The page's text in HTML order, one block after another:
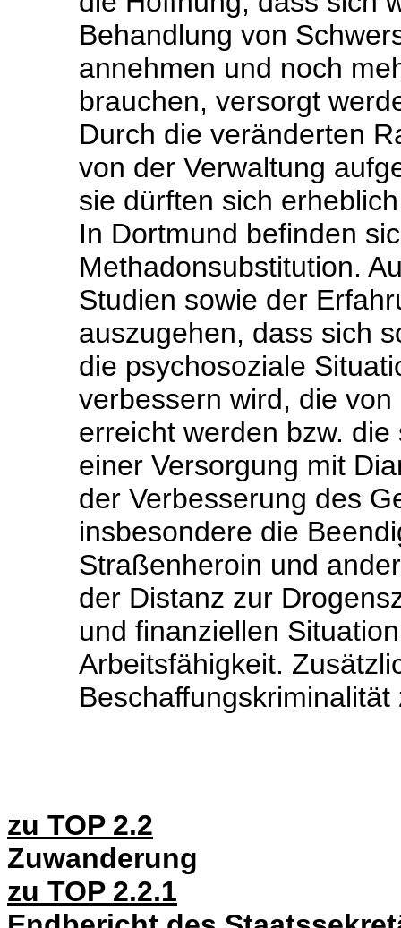
Behandlung von
annehmen und noch
brauchen, versorgt
Durch die veränderten
von der Verwaltung
sie dürften sich
In Dortmund befinden
Methadonsubstitution.
Studien sowie der
auszugehen, dass sich
die psychosoziale
verbessern wird, die
erreicht werden bzw.
einer Versorgung mit
der Verbesserung des
insbesondere die
Straßenheroin und
der Distanz zur
und finanziellen
Arbeitsfähigkeit.
Beschaffungskriminalität
zu TOP 2.2
Zuwanderung
zu TOP 2.2.1